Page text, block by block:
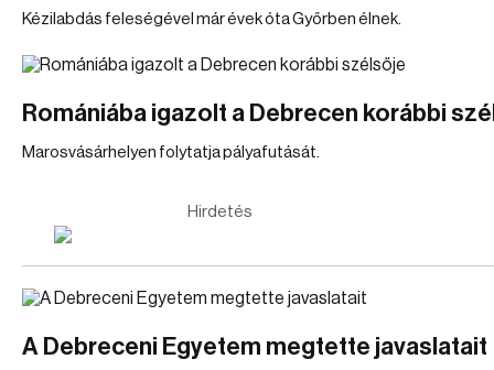
Kézilabdás feleségével már évek óta Győrben élnek.
Romániába igazolt a Debrecen korábbi
Marosvásárhelyen folytatja pályafutását.
Hirdetés
A Debreceni Egyetem megtette javaslatait